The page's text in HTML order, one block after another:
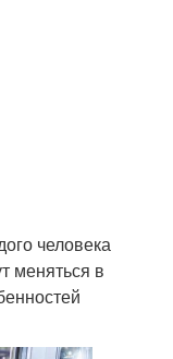
человека
меняться в